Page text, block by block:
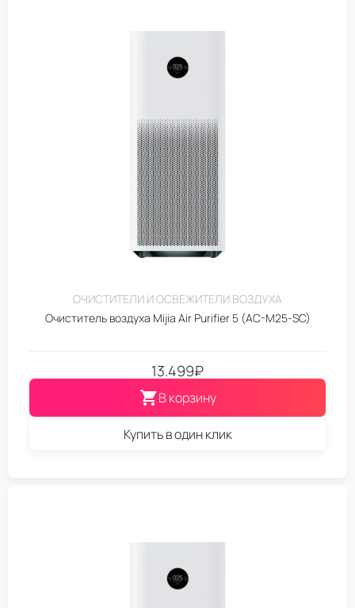
ОЧИСТИТЕЛИ И ОСВЕЖИТЕЛИ ВОЗДУХА
Очиститель воздуха Mijia Air Purifier 5 (AC-M25-SC)
13.499₽
В корзину
Купить в один клик